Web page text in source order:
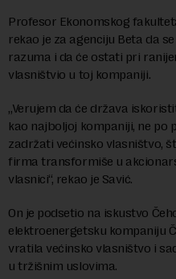
Profesor Ekonomskog
rekao je za agenciju Beta da
razuma i da će ostati pri
vlasništvio u toj kompaniji.
„Verujem da će država
kao najboljoj kompaniji, ne po
zadržati većinsko vlasništvo,
firma transformiše u
vlasnici“, rekao je Savić.
On je podsetio na iskustvo
elektroenergetsku kompaniju
vratila većinsko vlasništvo i
u tržišnim uslovima.